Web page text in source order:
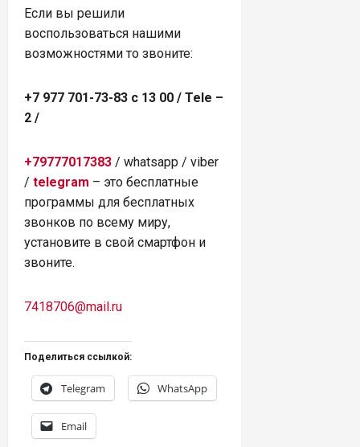
Если вы решили
воспользоваться нашими
возможностями то звоните:
+7 977 701-73-83 с 13 00 / Tele –
2 /
+79777017383 / whatsapp / viber
/ telegram – это бесплатные
программы для бесплатных
звонков по всему миру,
установите в свой смартфон и
звоните.
7418706@mail.ru
Поделиться ссылкой:
Telegram WhatsApp
Email